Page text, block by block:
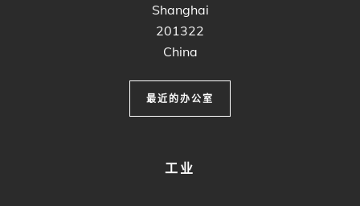
Shanghai
201322
China
最近的办公室
工业